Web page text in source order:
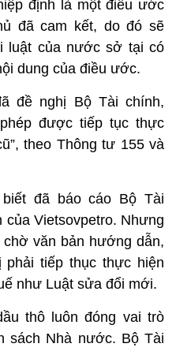
định là một điều ước
đã cam kết, do đó sẽ
luật của nước sở tại có
dung của điều ước.
đề nghị Bộ Tài chính,
được tiếp tục thực
theo Thông tư 155 và
đã báo cáo Bộ Tài
của Vietsovpetro. Nhưng
văn bản hướng dẫn,
tiếp thục thực hiện
như Luật sửa đổi mới.
thô luôn đóng vai trò
sách Nhà nước. Bộ Tài